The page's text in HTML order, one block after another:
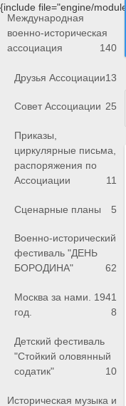
{include file="engine/
Международная
военно-историческая
ассоциация
140
Друзья Ассоциации13
Совет Ассоциации 25
Приказы,
циркулярные письма,
распоряжения по
Ассоциации
11
Сценарные планы 5
Военно-исторический
фестиваль "ДЕНЬ
БОРОДИНА"
62
Москва за нами. 1941
год.
8
Детский фестиваль
"Стойкий оловянный
содатик"
10
Историческая музыка и